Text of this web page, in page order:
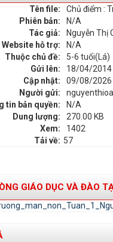
Tên file:
Chủ điểm :
Phiên bản:
N/A
Tác giả:
Nguyễn Thị
Website hỗ trợ:
N/A
Thuộc chủ đề:
5-6 tuổi(Lá)
Gửi lên:
18/04/2014
Cập nhật:
09/08/2026
Người gửi:
tin bản quyền:
N/A
Dung lượng:
270.00 KB
Xem:
1402
Tải về: 57
GIÁO DỤC VÀ ĐÀO